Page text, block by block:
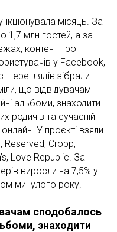
місяць. За
1,7 млн гостей, а за
контент про
у Facebook,
переглядів зібрали
що відвідувачам
альбоми, знаходити
родичів та сучасній
У проєкті взяли
Reserved, Cropp,
Love Republic. За
виросли на 7,5% у
минулого року.
сподобалось
знаходити